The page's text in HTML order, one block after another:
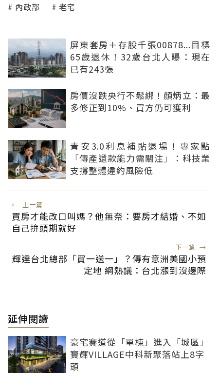
內政部 老宅
屏東套房＋存股千張00878...目標
65歲退休！32歲台北人曝：現在
已有243張
房價沒跌央行不鬆綁！顏炳立：最
多修正到10%、買方仍可獲利
青安3.0利息補貼退場！專家點
「傳產還款能力需關注」：科技業
支撐整體違約風險低
← 上一篇
買房才能改口叫媽？他無奈：要房才結婚、不如
自己拚頭期就好
下一篇 →
輝達台北總部「買一送一」？傳有意洲美國小預
定地 網熱議：台北漲到沒邊際
延伸閱讀
豪宅賽道從「單棟」進入「城區」
寶輝VILLAGE中科新聚落站上8字
頭